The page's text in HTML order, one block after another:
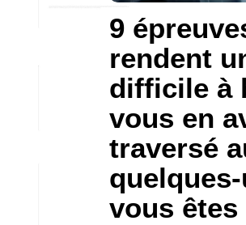
9
rendent
difficile à
vous en
traversé
vous